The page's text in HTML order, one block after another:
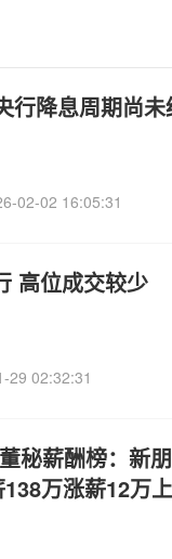
行降息周期尚未
02-02 16:05:31
高位成交较少
29 02:32:31
秘薪酬榜：新
万涨薪12万